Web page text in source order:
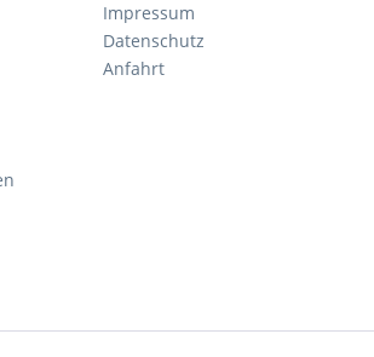
Impressum
Datenschutz
Anfahrt